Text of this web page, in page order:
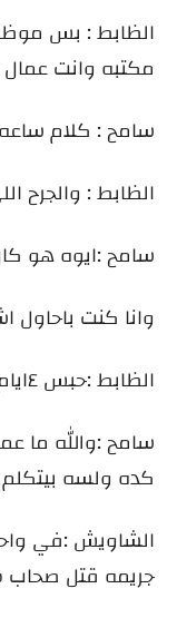
الظابط : بس
مكتبه وانت
سامح : كلام
الظابط : والجرح
سامح :ايوه هو
وانا كنت باحاول
الظابط :حبس ٤ايام علي زمه التحقيق
سامح :والله ما
كده ولسه
الشاويش :في
جريمه قتل